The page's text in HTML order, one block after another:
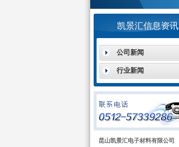
凯景汇信息资讯
公司新闻
行业新闻
昆山凯景汇电子材料有限公司